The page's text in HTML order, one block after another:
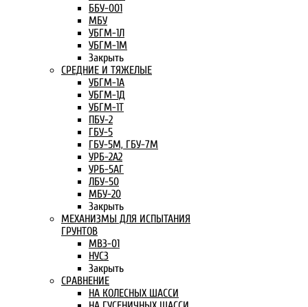
ББУ-001
МБУ
УБГМ-1Л
УБГМ-1М
Закрыть
СРЕДНИЕ И ТЯЖЕЛЫЕ
УБГМ-1А
УБГМ-1Д
УБГМ-1Т
ПБУ-2
ГБУ-5
ГБУ-5М, ГБУ-7М
УРБ-2А2
УРБ-5АГ
ЛБУ-50
МБУ-20
Закрыть
МЕХАНИЗМЫ ДЛЯ ИСПЫТАНИЯ
ГРУНТОВ
МВЗ-01
НУСЗ
Закрыть
СРАВНЕНИЕ
НА КОЛЕСНЫХ ШАССИ